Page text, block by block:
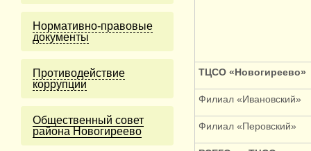
Нормативно-правовые
документы
Противодействие
коррупции
Общественный совет
района Новогиреево
ТЦСО «Новогиреево»
Филиал «Ивановский»
Филиал «Перовский»